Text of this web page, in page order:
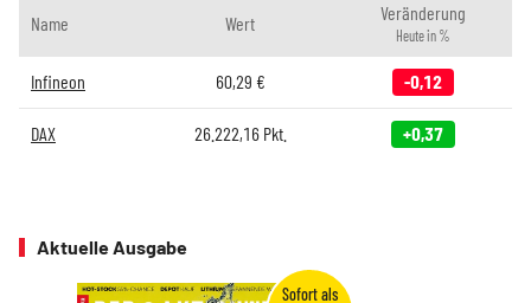
Name Wert Veränderung
Heute in %
Infineon 60,29 € -0,12
DAX 26.222,16Pkt. +0,37
Aktuelle Ausgabe